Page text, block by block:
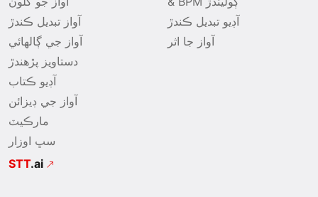
آواز تبديل ڪندڙ
آواز جي ڳالھائي
دستاويز پڙهندڙ
آڊيو ڪتاب
آواز جي ڊيزائن
مارڪيٽ
سڀ اوزار
STT.ai
آڊيو تبديل ڪندڙ
آواز جا اثر